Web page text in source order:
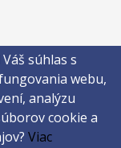
súhlas s
webu,
analýzu
cookie a
Viac